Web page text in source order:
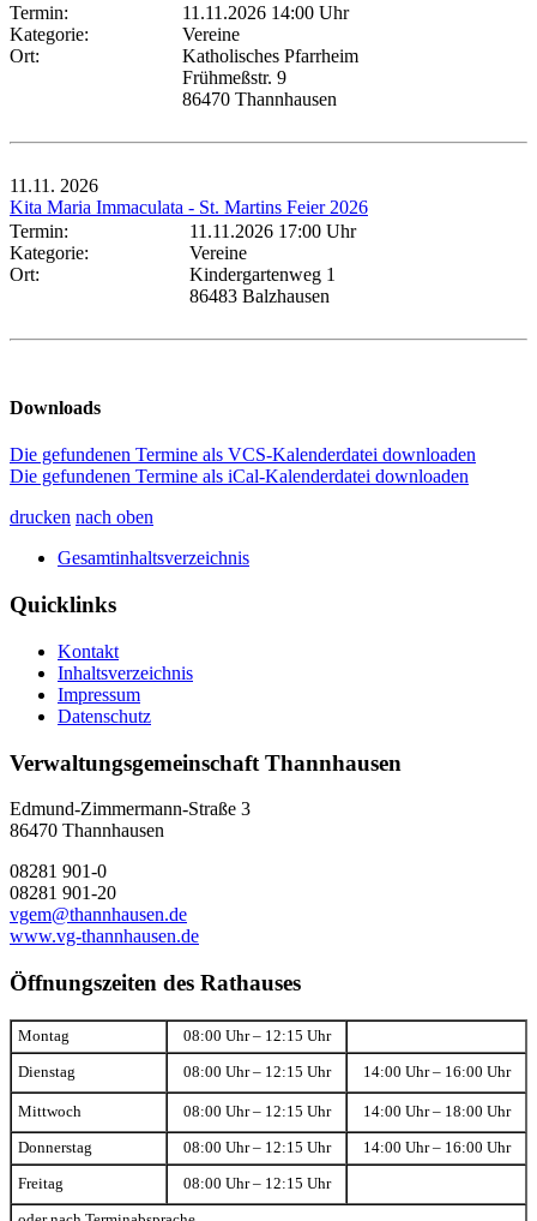
Termin:
11.11.2026 14:00 Uhr
Kategorie:
Vereine
Ort:
Katholisches Pfarrheim
Frühmeßstr. 9
86470 Thannhausen
11.11. 2026
Kita Maria Immaculata - St. Martins Feier 2026
Termin:
11.11.2026 17:00 Uhr
Kategorie:
Vereine
Ort:
Kindergartenweg 1
86483 Balzhausen
Downloads
Die gefundenen Termine als VCS-Kalenderdatei downloaden
Die gefundenen Termine als iCal-Kalenderdatei downloaden
drucken nach oben
Gesamtinhaltsverzeichnis
Quicklinks
Kontakt
Inhaltsverzeichnis
Impressum
Datenschutz
Verwaltungsgemeinschaft Thannhausen
Edmund-Zimmermann-Straße 3
86470 Thannhausen
08281 901-0
08281 901-20
vgem@thannhausen.de
www.vg-thannhausen.de
Öffnungszeiten des Rathauses
Montag 08:00 Uhr – 12:15 Uhr
Dienstag 08:00 Uhr – 12:15 Uhr 14:00 Uhr – 16:00 Uhr
Mittwoch 08:00 Uhr – 12:15 Uhr 14:00 Uhr – 18:00 Uhr
Donnerstag 08:00 Uhr – 12:15 Uhr 14:00 Uhr – 16:00 Uhr
Freitag 08:00 Uhr – 12:15 Uhr